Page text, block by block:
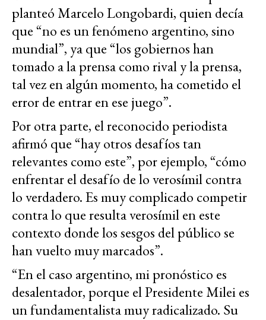
planteó Marcelo Longobardi, quien decía
que “no es un fenómeno argentino, sino
mundial”, ya que “los gobiernos han
tomado a la prensa como rival y la prensa,
tal vez en algún momento, ha cometido el
error de entrar en ese juego”.
Por otra parte, el reconocido periodista
afirmó que “hay otros desafíos tan
relevantes como este”, por ejemplo, “cómo
enfrentar el desafío de lo verosímil contra
lo verdadero. Es muy complicado competir
contra lo que resulta verosímil en este
contexto donde los sesgos del público se
han vuelto muy marcados”.
“En el caso argentino, mi pronóstico es
desalentador, porque el Presidente Milei es
un fundamentalista muy radicalizado. Su